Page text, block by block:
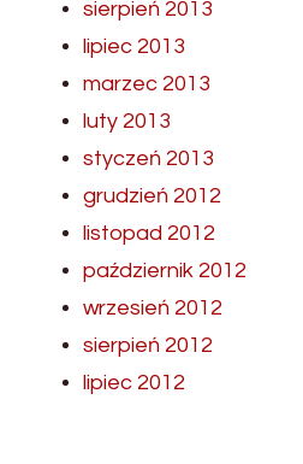
sierpień 2013
lipiec 2013
marzec 2013
luty 2013
styczeń 2013
grudzień 2012
listopad 2012
październik 2012
wrzesień 2012
sierpień 2012
lipiec 2012